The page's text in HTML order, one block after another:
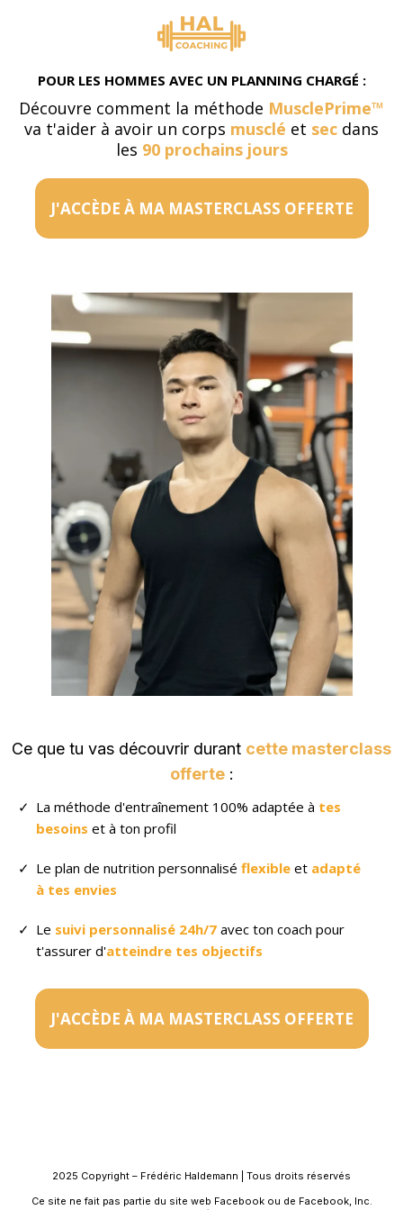
POUR LES HOMMES AVEC UN PLANNING CHARGÉ :
Découvre comment la méthode MusclePrime™
va t'aider à avoir un corps musclé et sec dans
les 90 prochains jours
J'ACCÈDE À MA MASTERCLASS OFFERTE
Ce que tu vas découvrir durant cette masterclass
offerte:
La méthode d'entraînement 100% adaptée à tes
besoins et à ton profil
Le plan de nutrition personnalisé flexible et adapté
à tes envies
Le suivi personnalisé 24h/7 avec ton coach pour
t'assurer d'atteindre tes objectifs
J'ACCÈDE À MA MASTERCLASS OFFERTE
2025 Copyright – Frédéric Haldemann | Tous droits réservés
Ce site ne fait pas partie du site web Facebook ou de Facebook, Inc.